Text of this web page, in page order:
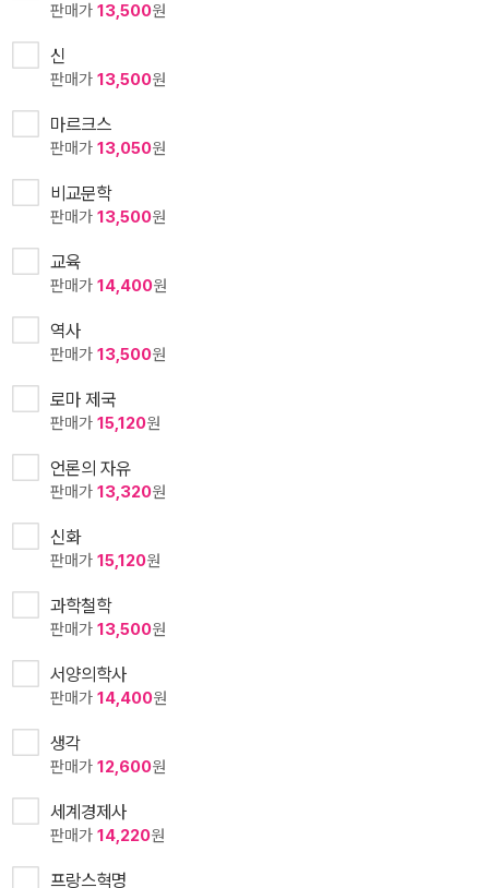
판매가 13,500원
신
판매가 13,500원
마르크스
판매가 13,050원
비교문학
판매가 13,500원
교육
판매가 14,400원
역사
판매가 13,500원
로마 제국
판매가 15,120원
언론의 자유
판매가 13,320원
신화
판매가 15,120원
과학철학
판매가 13,500원
서양의학사
판매가 14,400원
생각
판매가 12,600원
세계경제사
판매가 14,220원
프랑스혁명